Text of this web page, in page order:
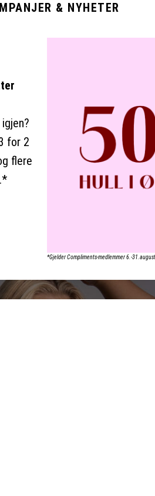
& NYHETER
for 2
flere
*Gjelder Compliments-medlemmer 6.-31.august.